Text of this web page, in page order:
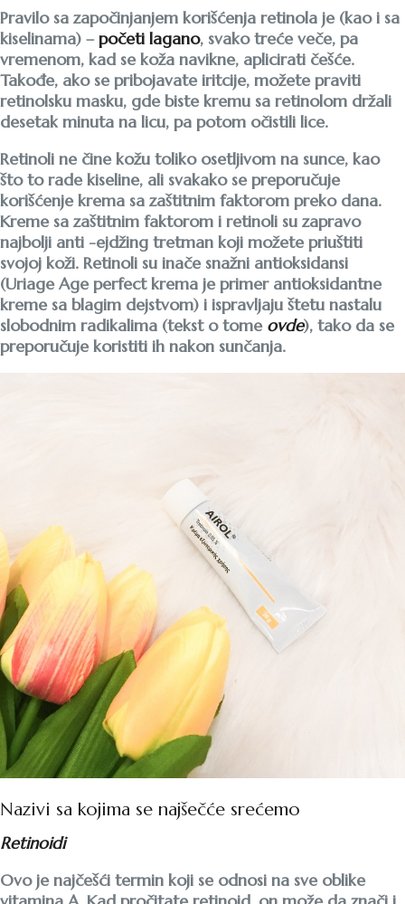
Pravilo sa započinjanjem korišćenja retinola je (kao i sa
kiselinama) –početi lagano, svako treće veče, pa
vremenom, kad se koža navikne, aplicirati češće.
Takođe, ako se pribojavate iritcije, možete praviti
retinolsku masku, gde biste kremu sa retinolom držali
desetak minuta na licu, pa potom očistili lice.
Retinoli ne čine kožu toliko osetljivom na sunce, kao
što to rade kiseline, ali svakako se preporučuje
korišćenje krema sa zaštitnim faktorom preko dana.
Kreme sa zaštitnim faktorom i retinoli su zapravo
najbolji anti -ejdžing tretman koji možete priuštiti
svojoj koži. Retinoli su inače snažni antioksidansi
(Uriage Age perfect krema je primer antioksidantne
kreme sa blagim dejstvom) i ispravljaju štetu nastalu
slobodnim radikalima (tekst o tome ovde), tako da se
preporučuje koristiti ih nakon sunčanja.
Nazivi sa kojima se najšečće srećemo
Retinoidi
Ovo je najčešći termin koji se odnosi na sve oblike